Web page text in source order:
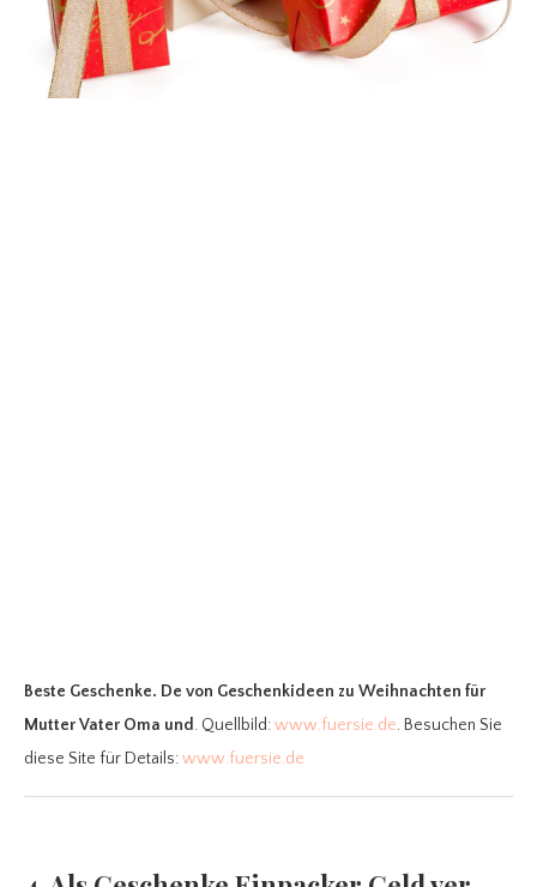
Beste Geschenke. De von Geschenkideen zu Weihnachten für
Mutter Vater Oma und. Quellbild:www.fuersie.de. Besuchen Sie
diese Site für Details:www.fuersie.de